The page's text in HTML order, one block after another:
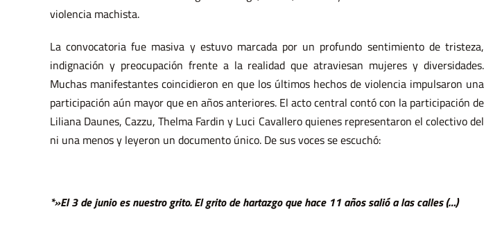
violencia machista.
La convocatoria fue masiva y estuvo marcada por un profundo sentimiento de tristeza,
indignación y preocupación frente a la realidad que atraviesan mujeres y diversidades.
Muchas manifestantes coincidieron en que los últimos hechos de violencia impulsaron una
participación aún mayor que en años anteriores. El acto central contó con la participación de
Liliana Daunes, Cazzu, Thelma Fardin y Luci Cavallero quienes representaron el colectivo del
ni una menos y leyeron un documento único. De sus voces se escuchó:
*»El 3 de junio es nuestro grito. El grito de hartazgo que hace 11 años salió a las calles (…)